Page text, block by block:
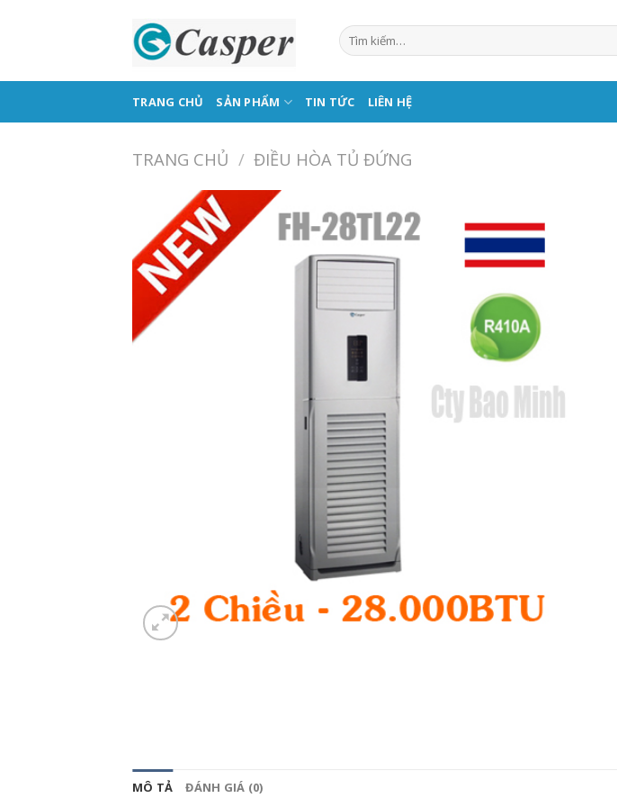
TRANG CHỦ SẢN PHẨM TIN TỨC LIÊN HỆ
TRANG CHỦ / ĐIỀU HÒA TỦ ĐỨNG
MÔ TẢ ĐÁNH GIÁ (0)